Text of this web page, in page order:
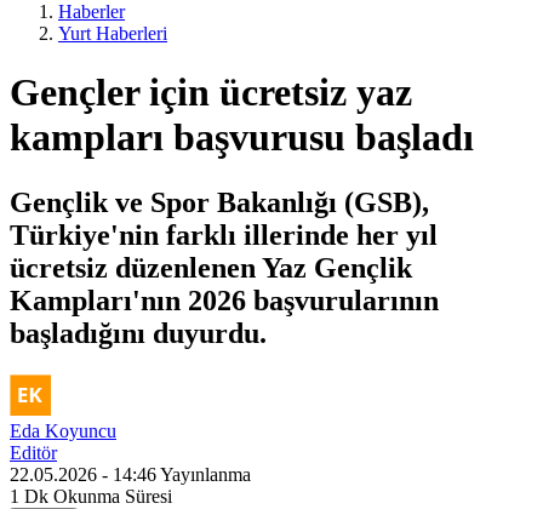
Haberler
Yurt Haberleri
Gençler için ücretsiz yaz
kampları başvurusu başladı
Gençlik ve Spor Bakanlığı (GSB),
Türkiye'nin farklı illerinde her yıl
ücretsiz düzenlenen Yaz Gençlik
Kampları'nın 2026 başvurularının
başladığını duyurdu.
Eda Koyuncu
Editör
22.05.2026 - 14:46Yayınlanma
1 Dk Okunma Süresi